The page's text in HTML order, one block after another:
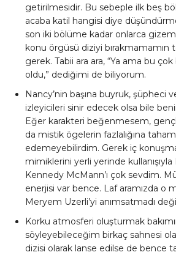
getirilmesidir. Bu sebeple ilk beş
acaba katil hangisi diye
son iki bölüme kadar onlarca gizem
konu örgüsü diziyi bırakmamamın
gerek. Tabii ara ara, “Ya ama bu
oldu,” dediğimi de biliyorum.
Nancy’nin başına buyruk, şüpheci
izleyicileri sinir edecek olsa bile
Eğer karakteri beğenmesem,
da mistik ögelerin fazlalığına
edemeyebilirdim. Gerek iç
mimiklerini yerli yerinde kullanışıyla
Kennedy McMann’ı çok sevdim.
enerjisi var bence. Laf aramızda o
Meryem Uzerli’yi anımsatmadı
Korku atmosferi oluşturmak
söyleyebileceğim birkaç sahnesi
dizisi olarak lanse edilse de bence